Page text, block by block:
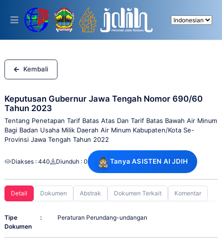
This
includes
accessibility
system.
Kembali
Keputusan Gubernur Jawa Tengah Nomor 690/60
Tahun 2023
Tentang Penetapan Tarif Batas Atas Dan Tarif Batas Bawah Air Minum
Bagi Badan Usaha Milik Daerah Air Minum Kabupaten/Kota Se-
Provinsi Jawa Tengah Tahun 2022
Diakses : 440 Diunduh : 0 Tanya ASISTEN AI JDIH
Detail Dokumen Abstrak Dokumen Terkait Komentar
Tipe
Dokumen
: Peraturan Perundang-undangan